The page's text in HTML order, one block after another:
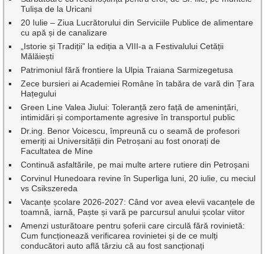
Tulișa de la Uricani
20 Iulie – Ziua Lucrătorului din Serviciile Publice de alimentare
cu apă și de canalizare
„Istorie și Tradiții” la ediția a VIII-a a Festivalului Cetății
Mălăiești
Patrimoniul fără frontiere la Ulpia Traiana Sarmizegetusa
Zece bursieri ai Academiei Române în tabăra de vară din Țara
Hațegului
Green Line Valea Jiului: Toleranță zero față de amenințări,
intimidări și comportamente agresive în transportul public
Dr.ing. Benor Voicescu, împreună cu o seamă de profesori
emeriți ai Universității din Petroșani au fost onorați de
Facultatea de Mine
Continuă asfaltările, pe mai multe artere rutiere din Petroșani
Corvinul Hunedoara revine în Superliga luni, 20 iulie, cu meciul
vs Csikszereda
Vacanțe școlare 2026-2027: Când vor avea elevii vacanțele de
toamnă, iarnă, Paște și vară pe parcursul anului școlar viitor
Amenzi usturătoare pentru șoferii care circulă fără rovinietă:
Cum funcționează verificarea rovinietei și de ce mulți
conducători auto află târziu că au fost sancționați